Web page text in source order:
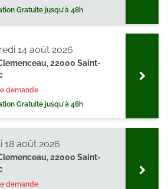
Gratuite jusqu'à 48h
22000 Saint-
demande
Gratuite jusqu'à 48h
14 août 2026
22000 Saint-
demande
18 août 2026